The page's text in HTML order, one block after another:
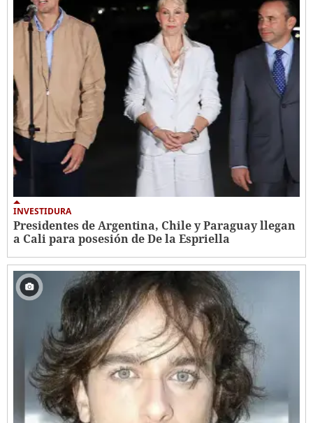
INVESTIDURA
Presidentes de Argentina, Chile y Paraguay llegan
a Cali para posesión de De la Espriella